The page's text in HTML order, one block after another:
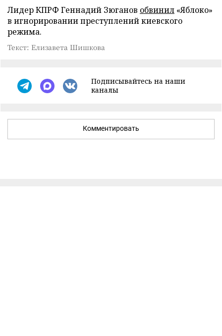
Лидер КПРФ Геннадий Зюганов обвинил «Яблоко»
в игнорировании преступлений киевского
режима.
Текст: Елизавета Шишкова
Подписывайтесь на наши
каналы
Комментировать